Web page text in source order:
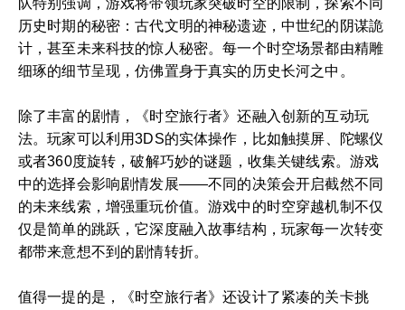
队特别强调，游戏将带领玩家突破时空的限制，探索不同
历史时期的秘密：古代文明的神秘遗迹，中世纪的阴谋詭
计，甚至未来科技的惊人秘密。每一个时空场景都由精雕
细琢的细节呈现，仿佛置身于真实的历史长河之中。
除了丰富的剧情，《时空旅行者》还融入创新的互动玩
法。玩家可以利用3DS的实体操作，比如触摸屏、陀螺仪
或者360度旋转，破解巧妙的谜题，收集关键线索。游戏
中的选择会影响剧情发展——不同的决策会开启截然不同
的未来线索，增强重玩价值。游戏中的时空穿越机制不仅
仅是简单的跳跃，它深度融入故事结构，玩家每一次转变
都带来意想不到的剧情转折。
值得一提的是，《时空旅行者》还设计了紧凑的关卡挑